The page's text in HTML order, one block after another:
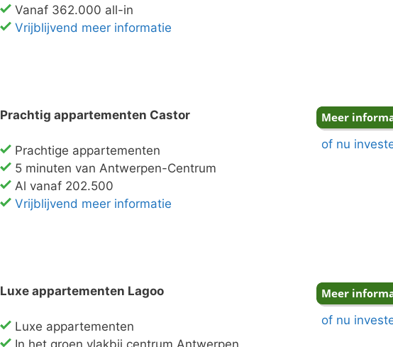
Vanaf 362.000 all-in
Vrijblijvend meer informatie
Prachtig appartementen Castor
Prachtige appartementen
5 minuten van Antwerpen-Centrum
Al vanaf 202.500
Vrijblijvend meer informatie
of nu
Luxe appartementen Lagoo
Luxe appartementen
In het groen vlakbij centrum Antwerpen
of nu